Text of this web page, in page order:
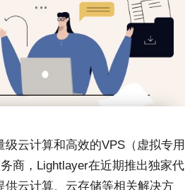
云计算和高效的VPS（虚拟专用
商， Lightlayer在近期推出独家代
云计算、云存储等相关解决方